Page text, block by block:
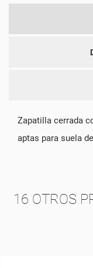
Zapatilla cerrada
aptas para suela
16 OTROS